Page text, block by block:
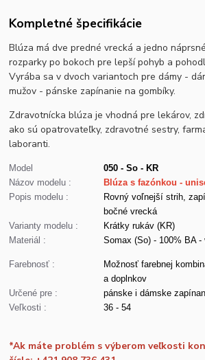
Kompletné špecifikácie
Blúza má dve predné vrecká a jedno
rozparky po bokoch pre lepší pohyb a
Vyrába sa v dvoch variantoch pre dámy -
mužov - pánske zapínanie na gombíky.
Zdravotnícka blúza je vhodná pre lekárov,
ako sú opatrovateľky, zdravotné sestry,
laboranti.
Model
050 - So - KR
Názov modelu :
Blúza s fazónkou -
Popis modelu :
Rovný voľnejší strih,
bočné vrecká
Varianty modelu :
Krátky rukáv (KR)
Materiál :
Somax (So) - 100% BA -
Farebnosť :
Možnosť farebnej
a doplnkov
Určené pre :
pánske i dámske
Veľkosti :
36 - 54
*Ak máte problém s výberom veľkosti